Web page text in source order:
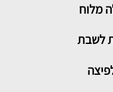
מלוח
לשבת